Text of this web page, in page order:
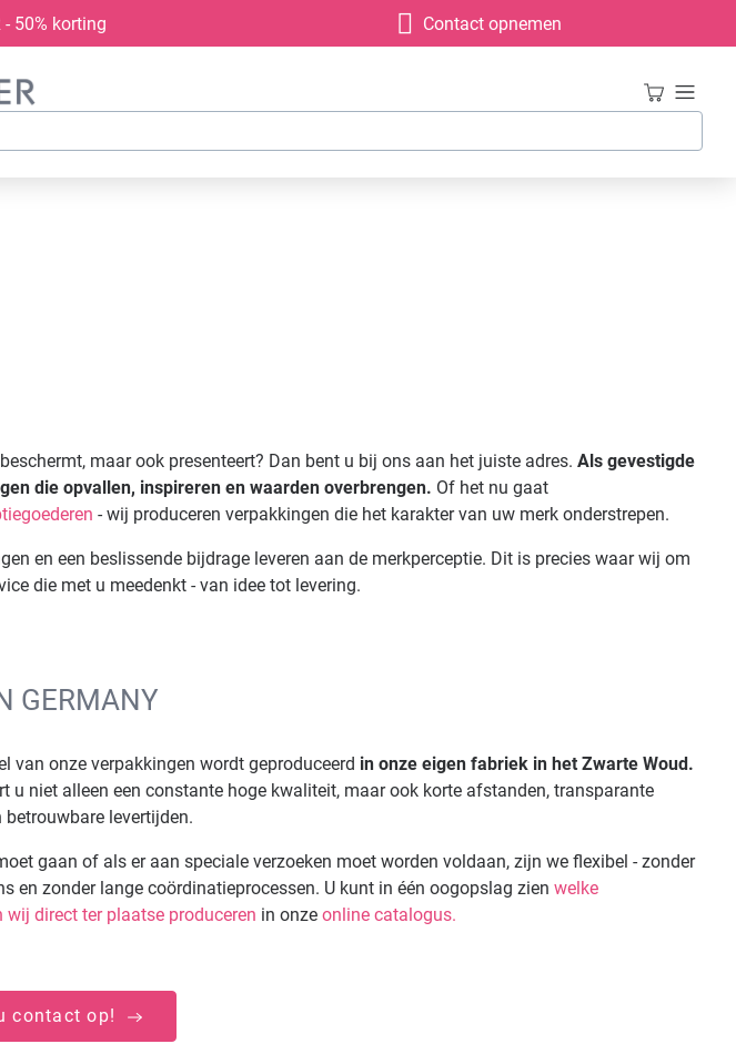
- 50% korting Contact opnemen
maar ook presenteert? Dan bent u bij ons aan het juiste adres. Als gevestigde
die opvallen, inspireren en waarden overbrengen. Of het nu gaat
- wij produceren verpakkingen die het karakter van uw merk onderstrepen.
en een beslissende bijdrage leveren aan de merkperceptie. Dit is precies waar wij om
die met u meedenkt - van idee tot levering.
GERMANY
van onze verpakkingen wordt geproduceerd in onze eigen fabriek in het Zwarte Woud.
u niet alleen een constante hoge kwaliteit, maar ook korte afstanden, transparante
betrouwbare levertijden.
gaan of als er aan speciale verzoeken moet worden voldaan, zijn we flexibel - zonder
en zonder lange coördinatieprocessen. U kunt in één oogopslag zien welke
wij direct ter plaatse produceren in onze online catalogus.
contact op!